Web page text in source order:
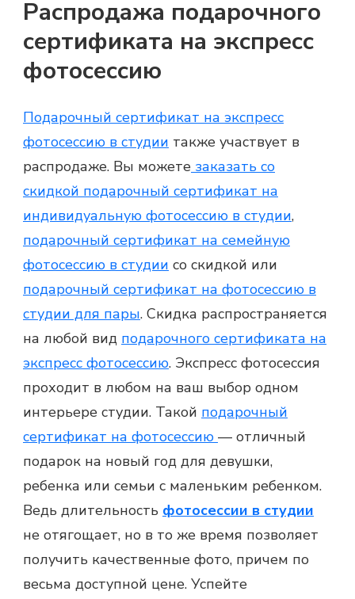
Распродажа подарочного
сертификата на экспресс
фотосессию
Подарочный сертификат на экспресс
фотосессию в студии также участвует в
распродаже. Вы можете заказать со
скидкой подарочный сертификат на
индивидуальную фотосессию в студии,
подарочный сертификат на семейную
фотосессию в студии со скидкой или
подарочный сертификат на фотосессию в
студии для пары. Скидка распространяется
на любой вид подарочного сертификата на
экспресс фотосессию. Экспресс фотосессия
проходит в любом на ваш выбор одном
интерьере студии. Такой подарочный
сертификат на фотосессию — отличный
подарок на новый год для девушки,
ребенка или семьи с маленьким ребенком.
Ведь длительность фотосессии в студии
не отягощает, но в то же время позволяет
получить качественные фото, причем по
весьма доступной цене. Успейте